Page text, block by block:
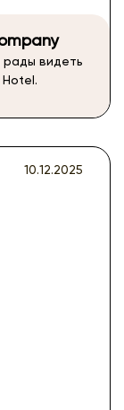
рады видеть
10.12.2025